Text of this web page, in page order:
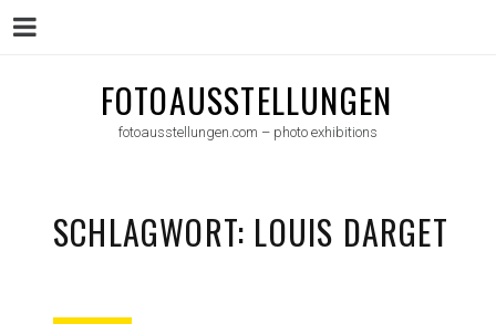
FOTOAUSSTELLUNGEN
fotoausstellungen.com – photo exhibitions
SCHLAGWORT: LOUIS DARGET
Menu